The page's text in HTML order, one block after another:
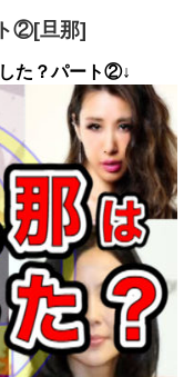
②[旦那]
た？パート②↓